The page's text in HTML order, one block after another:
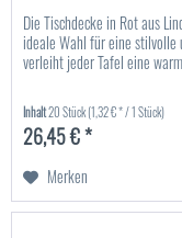
Die Tischdecke in Rot aus
ideale Wahl für eine
verleiht jeder Tafel eine
Inhalt20 Stück(1,32 € * / 1 Stück)
26,45 € *
Merken